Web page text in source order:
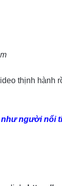
thịnh hành
như người nổi